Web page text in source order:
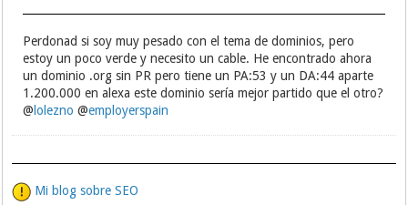
Perdonad si soy muy pesado con el tema de dominios, pero
estoy un poco verde y necesito un cable. He encontrado ahora
un dominio .org sin PR pero tiene un PA:53 y un DA:44 aparte
1.200.000 en alexa este dominio sería mejor partido que el otro?
@ lolezno @employerspain
Mi blog sobre SEO